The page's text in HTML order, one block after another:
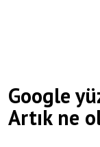
Google
Artık ne